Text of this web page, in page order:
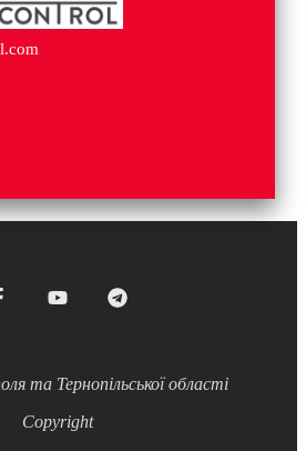
та Тернопільської області
Copyright